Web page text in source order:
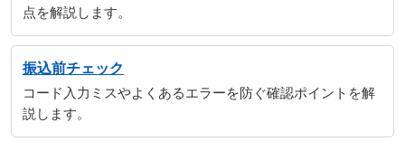
点を解説します。
振込前チェック
コード入力ミスやよくあるエラーを防ぐ確認ポイントを解
説します。